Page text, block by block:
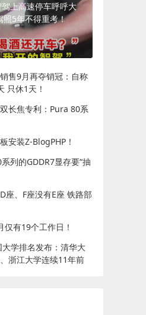
上高速停车呼呼大
照5年不得重考！
售9月再夺销冠：自称
只休1天！
长焦专利：Pura 80系
安装Z-BlogPHP！
列的GDDR7显存要“抽
座、F座没有E座 铁路部
有19个工作日！
学排名发布：清华大
浙江大学连续11年前